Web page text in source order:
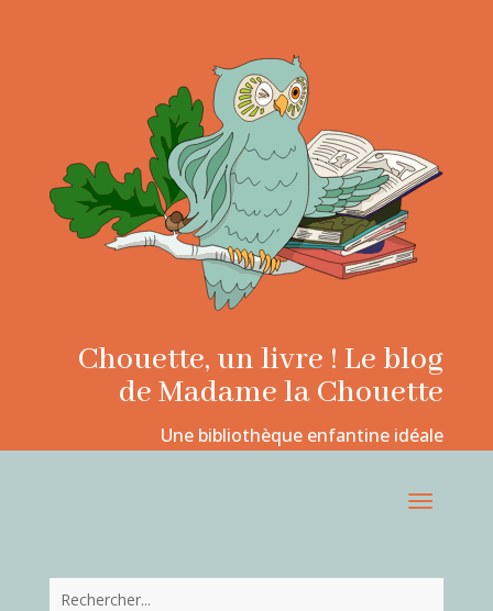
Chouette, un livre ! Le blog
de Madame la Chouette
Une bibliothèque enfantine idéale